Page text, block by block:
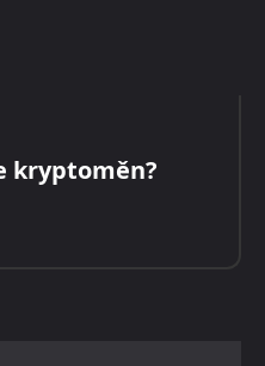
kryptoměn?